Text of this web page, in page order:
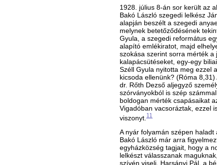
1928. július 8-án sor került az
Bakó László szegedi lelkész
alapján beszélt a szegedi
melynek betetőződésének
Gyula, a szegedi református
alapító emlékiratot, majd
szokása szerint sorra mérték a
kalapácsütéseket, egy-egy
Széll Gyula nyitotta meg ezzel
kicsoda ellenünk? (Róma
dr. Rőth Dezső aljegyző
szórványokból is szép
boldogan mérték csapásaikat
Vigadóban vacsoráztak, ezzel
viszonyt. 11
A nyár folyamán szépen
Bakó László már arra
egyházközség tagjait, hogy a
lelkészt válasszanak
szívén viseli. Harsányi Pál, a